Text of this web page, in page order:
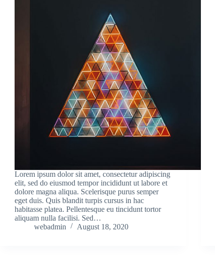
Lorem ipsum dolor sit amet, consectetur adipiscing
elit, sed do eiusmod tempor incididunt ut labore et
dolore magna aliqua. Scelerisque purus semper
eget duis. Quis blandit turpis cursus in hac
habitasse platea. Pellentesque eu tincidunt tortor
aliquam nulla facilisi. Sed…
webadmin
August 18, 2020